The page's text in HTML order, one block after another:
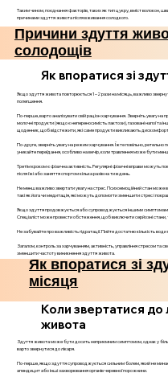
Таким чином, поєднання факторів, таких як тип цукру, вміст волокон,
причинами здуття живота після вживання солодкого.
Причини здуття
солодощів
Як впоратися зі
Якщо здуття живота повторюється 1–2 рази на місяць, важливо
полегшення.
По-перше, варто аналізувати свій раціон харчування. Зверніть увагу
молочні продукти (якщо є непереносимість лактози), газовані напої та
щоденник, щоб відстежити, які саме продукти викликають дискомфорт.
По-друге, зверніть увагу на режим харчування. Їжте повільно,
уникайте переїдання, особливо на вечір, коли травлення може бути
Третім кроком є фізична активність. Регулярні фізичні вправи
після їжі або заняття спортом кілька разів на тиждень.
Не менш важливо звертати увагу на стрес. Психоемоційний стан може
такі як йога чи медитація, які можуть допомогти зменшити стрес і
Якщо здуття продовжується або супроводжується іншими симптомами,
Спеціаліст може провести обстеження, щоб виключити серйозні стани,
Не забувайте про важливість гідратації. Пийте достатню кількість
Загалом, контроль за харчуванням, активність, управління стресом
зменшити частоту виникнення здуття живота.
Як впоратися зі
місяця
Коли звертатися до
живота
Здуття живота може бути досить неприємним симптомом, однак у
варто звернутися до лікаря.
По-перше, якщо здуття супроводжується сильним болем, який не
апендицит або інші захворювання органів черевної порожнини.